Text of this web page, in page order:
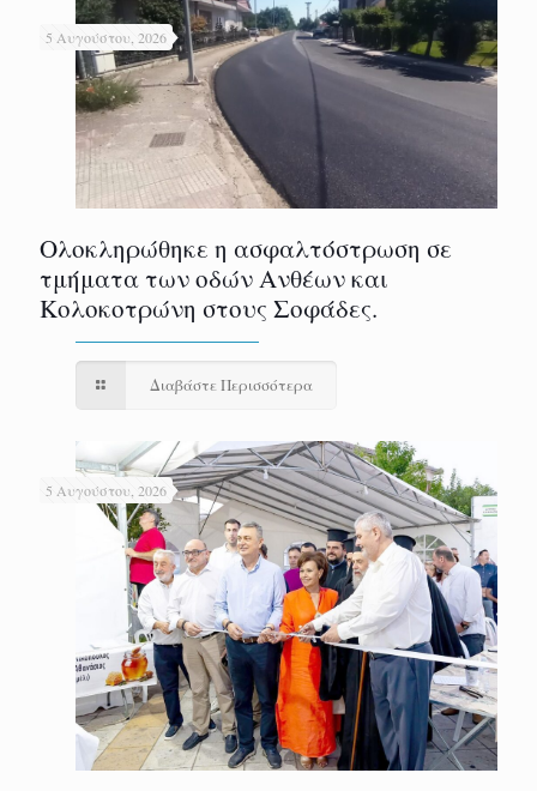
5 Αυγούστου, 2026
Ολοκληρώθηκε η ασφαλτόστρωση σε
τμήματα των οδών Ανθέων και
Κολοκοτρώνη στους Σοφάδες.
Διαβάστε Περισσότερα
5 Αυγούστου, 2026